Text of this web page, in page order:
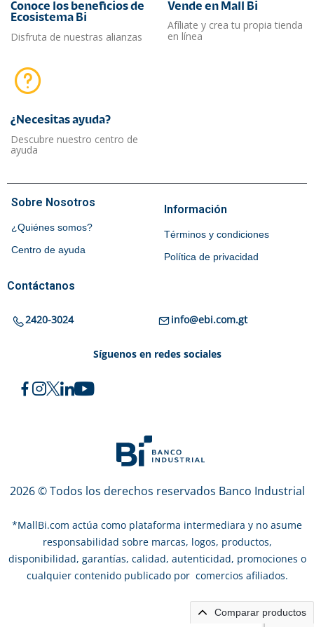
Conoce los beneficios de
Ecosistema Bi
Disfruta de nuestras alianzas
Vende en Mall Bi
Afíliate y crea tu propia tienda
en línea
¿Necesitas ayuda?​
Descubre nuestro centro de
ayuda
Sobre Nosotros
¿Quiénes somos?
Centro de ayuda
Información
Términos y condiciones
Política de privacidad
Contáctanos
2420-3024 info@ebi.com.gt
Síguenos en redes sociales
2026 © Todos los derechos reservados Banco Industrial
*MallBi.com actúa como plataforma intermediara y no asume
responsabilidad sobre marcas, logos, productos,
disponibilidad, garantías, calidad, autenticidad, promociones o
cualquier contenido publicado por comercios afiliados.
Comparar productos